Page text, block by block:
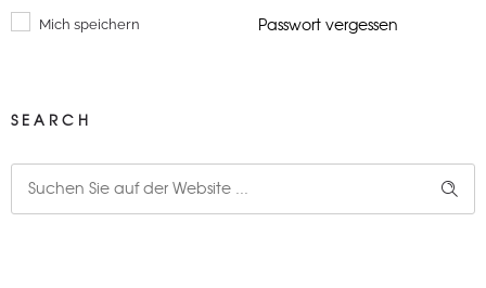
Mich speichern Passwort vergessen
SEARCH